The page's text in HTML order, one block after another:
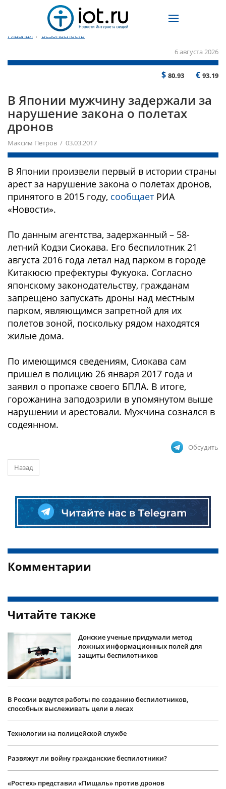
Главная / Безопасность
6 августа 2026
$ 80.93 € 93.19
В Японии мужчину задержали за
нарушение закона о полетах
дронов
Максим Петров / 03.03.2017
В Японии произвели первый в истории страны
арест за нарушение закона о полетах дронов,
принятого в 2015 году, сообщает РИА
«Новости».
По данным агентства, задержанный – 58-
летний Кодзи Сиокава. Его беспилотник 21
августа 2016 года летал над парком в городе
Китакюсю префектуры Фукуока. Согласно
японскому законодательству, гражданам
запрещено запускать дроны над местным
парком, являющимся запретной для их
полетов зоной, поскольку рядом находятся
жилые дома.
По имеющимся сведениям, Сиокава сам
пришел в полицию 26 января 2017 года и
заявил о пропаже своего БПЛА. В итоге,
горожанина заподозрили в упомянутом выше
нарушении и арестовали. Мужчина сознался в
содеянном.
Обсудить
Назад
Комментарии
Читайте также
Донские ученые придумали метод
ложных информационных полей для
защиты беспилотников
В России ведутся работы по созданию беспилотников,
способных выслеживать цели в лесах
Технологии на полицейской службе
Развяжут ли войну гражданские беспилотники?
«Ростех» представил «Пищаль» против дронов